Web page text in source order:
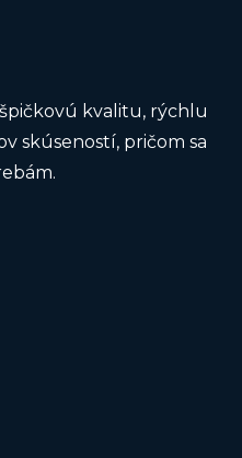
kvalitu, rýchlu
skúseností, pričom sa